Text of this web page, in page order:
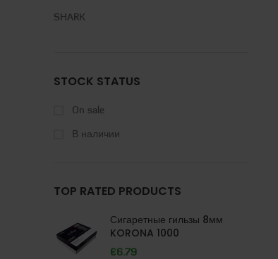
SHARK
STOCK STATUS
On sale
В наличии
TOP RATED PRODUCTS
Сигаретные гильзы 8мм
KORONA 1000
€6.79